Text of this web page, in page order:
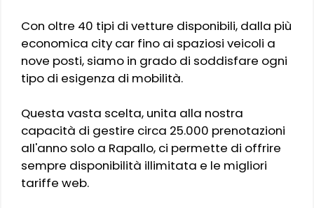
Con oltre 40 tipi di vetture disponibili, dalla più
economica city car fino ai spaziosi veicoli a
nove posti, siamo in grado di soddisfare ogni
tipo di esigenza di mobilità.
Questa vasta scelta, unita alla nostra
capacità di gestire circa 25.000 prenotazioni
all'anno solo a Rapallo, ci permette di offrire
sempre disponibilità illimitata e le migliori
tariffe web.